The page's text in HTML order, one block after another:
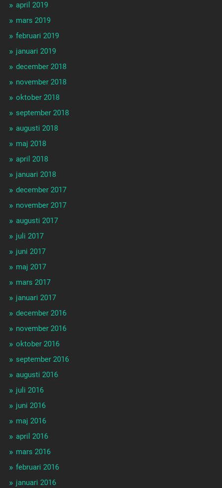
april 2019
mars 2019
februari 2019
januari 2019
december 2018
november 2018
oktober 2018
september 2018
augusti 2018
maj 2018
april 2018
januari 2018
december 2017
november 2017
augusti 2017
juli 2017
juni 2017
maj 2017
mars 2017
januari 2017
december 2016
november 2016
oktober 2016
september 2016
augusti 2016
juli 2016
juni 2016
maj 2016
april 2016
mars 2016
februari 2016
januari 2016